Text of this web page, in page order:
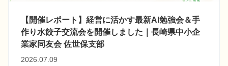
【開催レポート】経営に活かす最新AI勉強会＆手
作り水餃子交流会を開催しました｜長崎県中小企
業家同友会 佐世保支部
2026.07.09